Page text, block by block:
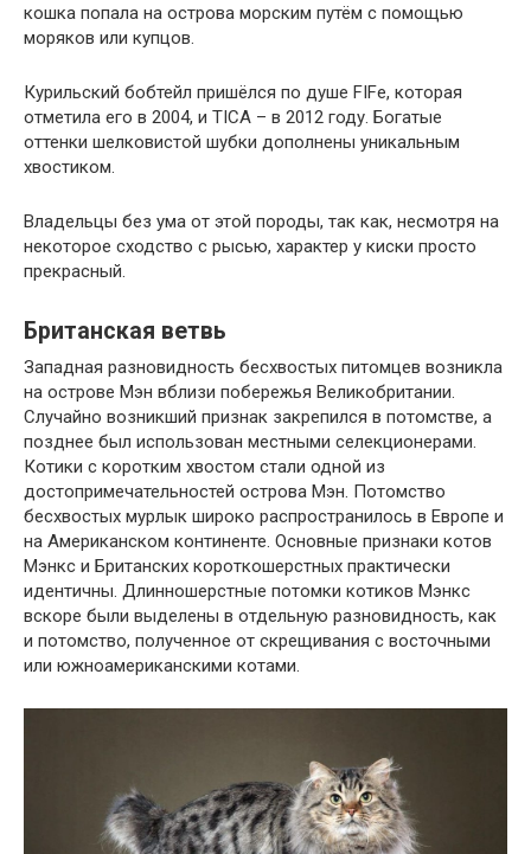
кошка попала на острова морским путём с помощью
моряков или купцов.
Курильский бобтейл пришёлся по душе FIFe, которая
отметила его в 2004, и TICA – в 2012 году. Богатые
оттенки шелковистой шубки дополнены уникальным
хвостиком.
Владельцы без ума от этой породы, так как, несмотря на
некоторое сходство с рысью, характер у киски просто
прекрасный.
Британская ветвь
Западная разновидность бесхвостых питомцев возникла
на острове Мэн вблизи побережья Великобритании.
Случайно возникший признак закрепился в потомстве, а
позднее был использован местными селекционерами.
Котики с коротким хвостом стали одной из
достопримечательностей острова Мэн. Потомство
бесхвостых мурлык широко распространилось в Европе и
на Американском континенте. Основные признаки котов
Мэнкс и Британских короткошерстных практически
идентичны. Длинношерстные потомки котиков Мэнкс
вскоре были выделены в отдельную разновидность, как
и потомство, полученное от скрещивания с восточными
или южноамериканскими котами.